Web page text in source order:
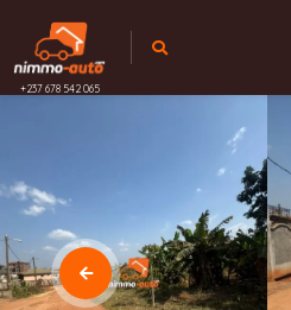
+237 678 542 065